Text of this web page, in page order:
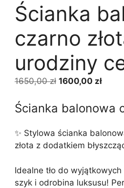
Ścianka
czarno
urodziny
1650,00zł Pierwotna
wynosiła:
1600,00 zł
Ścianka balonowa
✨ Stylowa ścianka
złota z dodatkiem
Idealne tło do
szyk i odrobina luksusu!